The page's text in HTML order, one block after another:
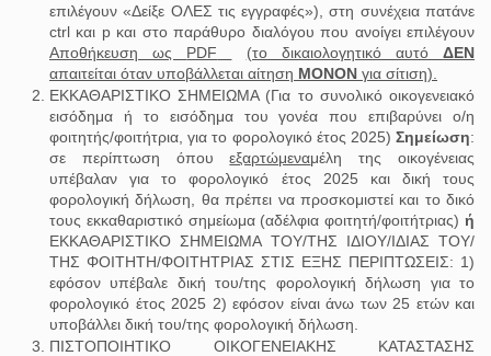
επιλέγουν «Δείξε ΟΛΕΣ τις εγγραφές»), στη συνέχεια πατάνε
ctrl και p και στο παράθυρο διαλόγου που ανοίγει επιλέγουν
Αποθήκευση ως PDF (το δικαιολογητικό αυτόΔΕΝ
απαιτείται όταν υποβάλλεται αίτηση ΜΟΝΟΝ για σίτιση).
ΕΚΚΑΘΑΡΙΣΤΙΚΟ ΣΗΜΕΙΩΜΑ (Για το συνολικό οικογενειακό
εισόδημα ή το εισόδημα του γονέα που επιβαρύνει ο/η
φοιτητής/φοιτήτρια, για το φορολογικό έτος 2025) Σημείωση:
σε περίπτωση όπουεξαρτώμεναμέλη της οικογένειας
υπέβαλαν για το φορολογικό έτος 2025 και δική τους
φορολογική δήλωση, θα πρέπει να προσκομιστεί και το δικό
τους εκκαθαριστικό σημείωμα (αδέλφια φοιτητή/φοιτήτριας) ή
ΕΚΚΑΘΑΡΙΣΤΙΚΟ ΣΗΜΕΙΩΜΑ ΤΟΥ/ΤΗΣ ΙΔΙΟΥ/ΙΔΙΑΣ ΤΟΥ/
ΤΗΣ ΦΟΙΤΗΤΗ/ΦΟΙΤΗΤΡΙΑΣ ΣΤΙΣ ΕΞΗΣ ΠΕΡΙΠΤΩΣΕΙΣ: 1)
εφόσον υπέβαλε δική του/της φορολογική δήλωση για το
φορολογικό έτος 2025 2) εφόσον είναι άνω των 25 ετών και
υποβάλλει δική του/της φορολογική δήλωση.
ΠΙΣΤΟΠΟΙΗΤΙΚΟ ΟΙΚΟΓΕΝΕΙΑΚΗΣ ΚΑΤΑΣΤΑΣΗΣ